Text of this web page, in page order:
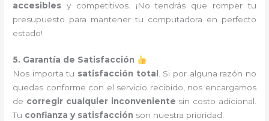
accesibles y competitivos. ¡No tendrás que romper tu
presupuesto para mantener tu computadora en perfecto
estado!
5. Garantía de Satisfacción
Nos importa tu satisfacción total . Si por alguna razón no
quedas conforme con el servicio recibido, nos encargamos
de corregir cualquier inconveniente sin costo adicional.
Tu confianza y satisfacción son nuestra prioridad.